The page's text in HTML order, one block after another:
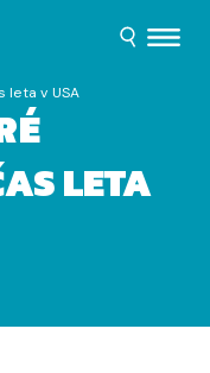
leta v USA
LETA